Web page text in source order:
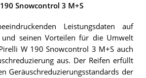
Snowcontrol 3 M+S
Leistungsdaten auf
und seinen Vorteilen für die Umwelt
W 190 Snowcontrol 3 M+S auch
aus. Der Reifen erfüllt
Geräuschreduzierungsstandards der